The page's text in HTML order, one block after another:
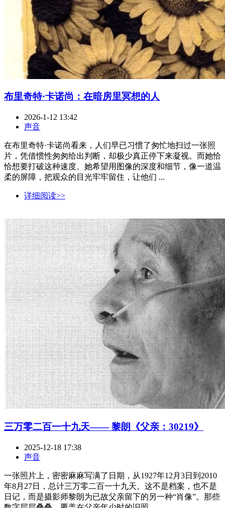
布里奇特·卡诺尚：在暗房里冥想的人
2026-1-12 13:42
声音
在布里奇特·卡诺尚看来，人们早已习惯了匆忙地扫过一张照
片，凭借惯性匆匆给出判断，却极少真正停下来凝视。而她恰
恰想要打破这种速度。她希望用图像的深度和细节，像一道温
柔的屏障，把观众的目光牢牢留住，让他们 ...
详细阅读>>
三万零二百一十九天—— 黎朗《父亲：30219》
2025-12-18 17:38
声音
一张照片上，密密麻麻写满了日期，从1927年12月3日到2010
年8月27日，总计三万零二百一十九天。这不是档案，也不是
日记，而是摄影师黎朗为已故父亲留下的另一种“肖像”。那些